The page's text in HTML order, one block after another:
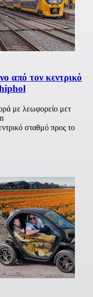
από τον κεντρικό
με λεωφορείο μετ
σταθμό προς το